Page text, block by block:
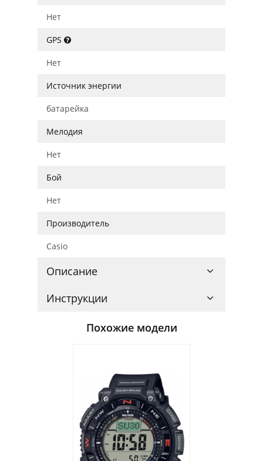
Нет
GPS
Нет
Источник энергии
батарейка
Мелодия
Нет
Бой
Нет
Производитель
Casio
Описание
Инструкции
Похожие модели